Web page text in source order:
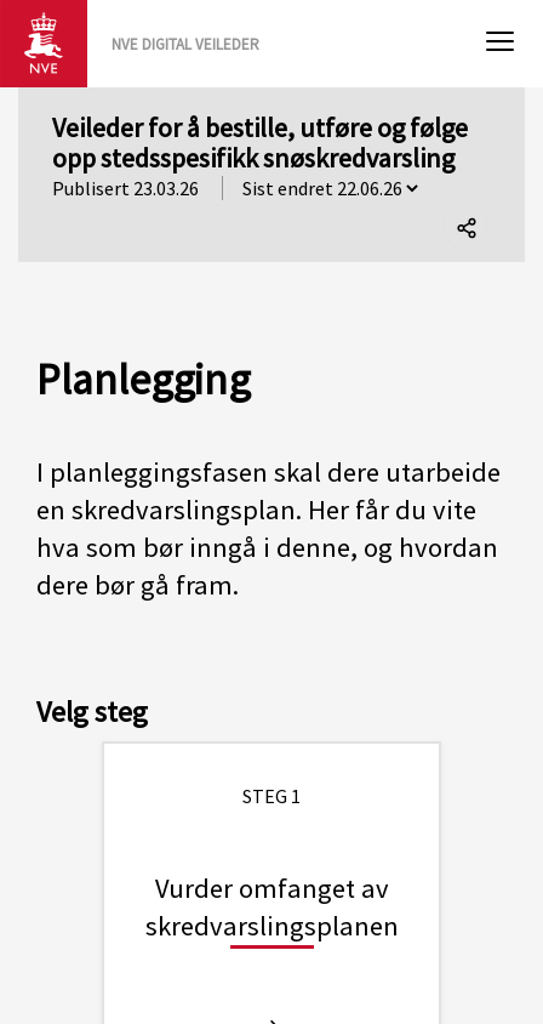
NVE DIGITAL VEILEDER
Veileder for å bestille, utføre og følge
opp stedsspesifikk snøskredvarsling
Publisert 23.03.26
Planlegging
I planleggingsfasen skal dere utarbeide
en skredvarslingsplan. Her får du vite
hva som bør inngå i denne, og hvordan
dere bør gå fram.
Velg steg
STEG 1
Vurder omfanget av
skredvarslingsplanen